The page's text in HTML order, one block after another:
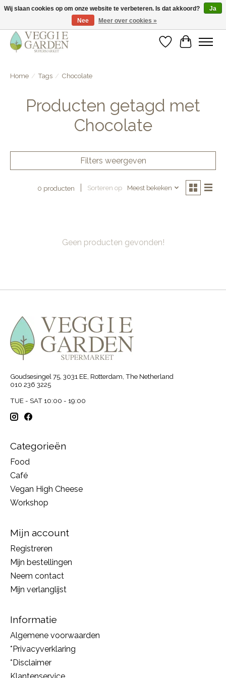
vegan & veggie products | free store pick-up
Verlanglijst
Home / Tags / Chocolate
Producten getagd met
Chocolate
Filters weergeven
0 producten Sorteren op Meest bekeken
Geen producten gevonden!
Goudsesingel 75, 3031 EE, Rotterdam, The Netherland
010 236 3225
TUE - SAT 10:00 - 19:00
Categorieën
Food
Café
Vegan High Cheese
Workshop
Mijn account
Registreren
Mijn bestellingen
Neem contact
Mijn verlanglijst
Informatie
Algemene voorwaarden
*Privacyverklaring
*Disclaimer
Klantenservice
Wij slaan cookies op om onze website te verbeteren. Is dat akkoord?
Ja
Nee
Meer over cookies »